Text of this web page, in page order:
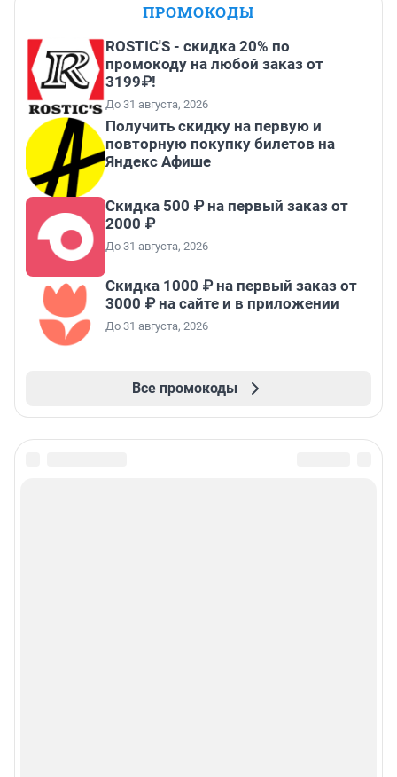
ПРОМОКОДЫ
ROSTIC'S - скидка 20% по
промокоду на любой заказ от
3199₽!
До 31 августа, 2026
Получить скидку на первую и
повторную покупку билетов на
Яндекс Афише
Скидка 500 ₽ на первый заказ от
2000 ₽
До 31 августа, 2026
Скидка 1000 ₽ на первый заказ от
3000 ₽ на сайте и в приложении
До 31 августа, 2026
Все промокоды